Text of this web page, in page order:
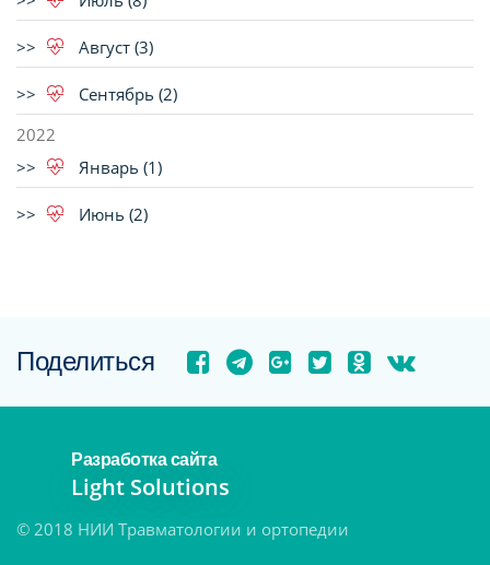
Август (3)
Сентябрь (2)
2022
Январь (1)
Июнь (2)
Поделиться
© 2018 НИИ Травматологии и ортопедии
Разработка сайта
Light Solutions